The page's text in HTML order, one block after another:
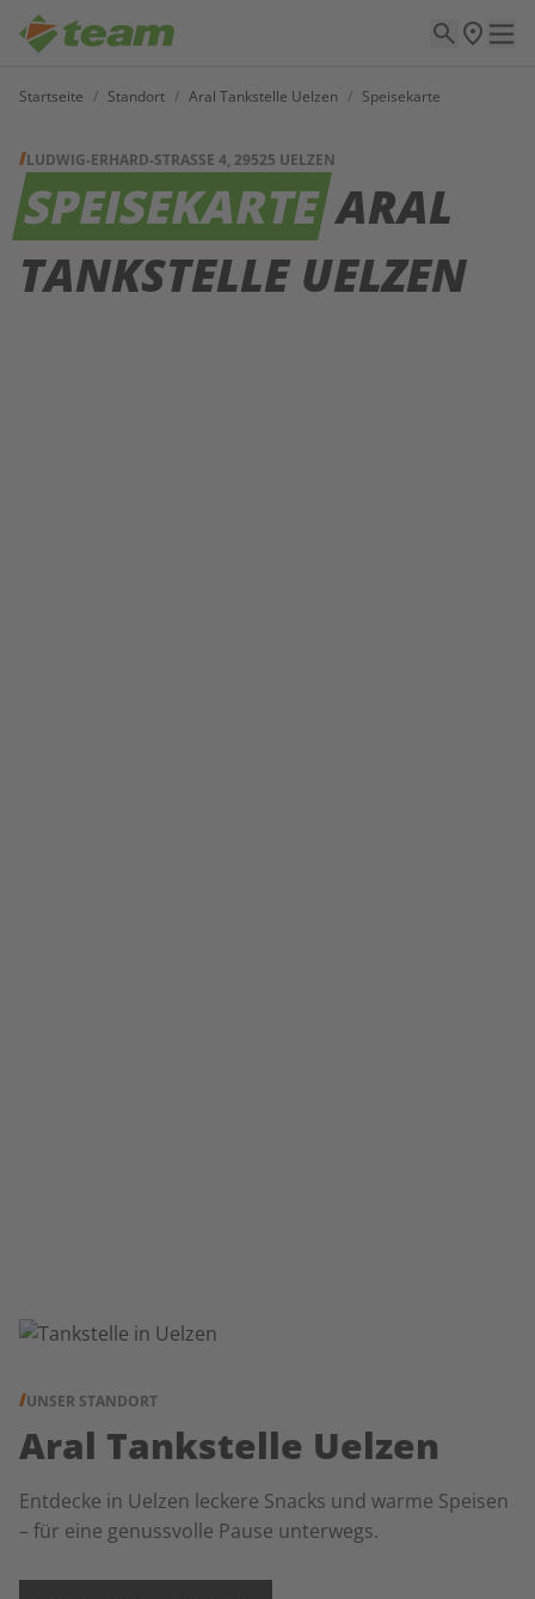
Startseite / Standort / Aral Tankstelle Uelzen / Speisekarte
LUDWIG-ERHARD-STRASSE 4, 29525 UELZEN
SPEISEKARTEARAL
TANKSTELLE UELZEN
UNSER STANDORT
Aral Tankstelle Uelzen
Entdecke in Uelzen leckere Snacks und warme Speisen
– für eine genussvolle Pause unterwegs.